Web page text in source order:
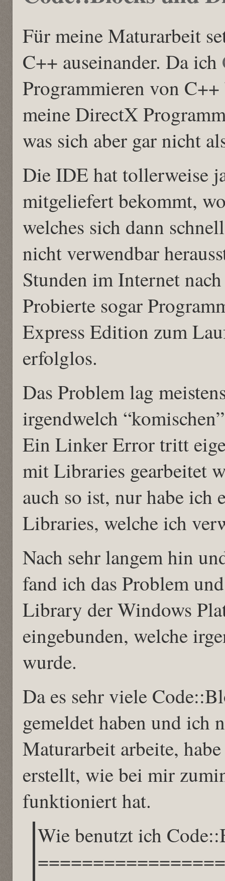
Für meine Maturarbeit
C++ auseinander. Da ich
Programmieren von
meine DirectX
was sich aber gar nicht
Die IDE hat tollerweise
mitgeliefert bekommt,
welches sich dann
nicht verwendbar
Stunden im Internet
Probierte sogar
Express Edition zum
erfolglos.
Das Problem lag
irgendwelch
Ein Linker Error tritt
mit Libraries gearbeitet
auch so ist, nur habe
Libraries, welche ich
Nach sehr langem hin
fand ich das Problem
Library der Windows
eingebunden, welche
wurde.
Da es sehr viele
gemeldet haben und ich
Maturarbeit arbeite,
erstellt, wie bei mir
funktioniert hat.
Wie benutzt ich